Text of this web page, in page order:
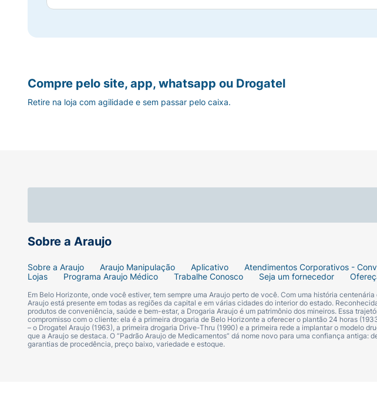
Sobre a Araujo
Sobre a Araujo Araujo Manipulação Aplicativo Atendimentos Corporativos -
Lojas
Programa Araujo Médico Trabalhe Conosco Seja um fornecedor
Em Belo Horizonte, onde você estiver, tem sempre uma Araujo perto de você. Com uma história
Araujo está presente em todas as regiões da capital e em várias cidades do interior do estado.
produtos de conveniência, saúde e bem-estar, a Drogaria Araujo é um patrimônio dos mineiros. Essa
compromisso com o cliente: ela é a primeira drogaria de Belo Horizonte a oferecer o plantão 24 horas
– o Drogatel Araujo (1963), a primeira drogaria Drive-Thru (1990) e a primeira rede a implantar o modelo
que a Araujo se destaca. O “Padrão Araujo de Medicamentos” dá nome novo para uma confiança antiga:
garantias de procedência, preço baixo, variedade e estoque.
Compre pelo site, app, whatsapp ou Drogatel
Retire na loja com agilidade e sem passar pelo caixa.